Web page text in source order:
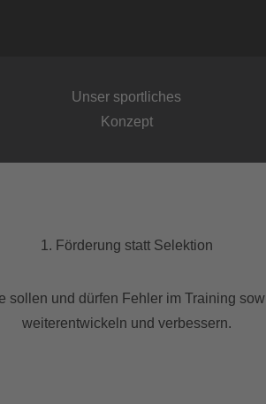
Unser sportliches
Konzept
1. Förderung statt Selektion
und dürfen Fehler im Training
weiterentwickeln und verbessern.